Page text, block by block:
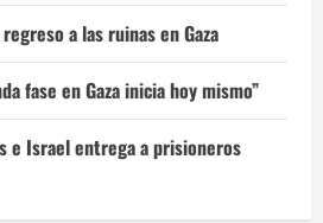
a las ruinas en Gaza
fase en Gaza inicia hoy mismo”
e Israel entrega a prisioneros